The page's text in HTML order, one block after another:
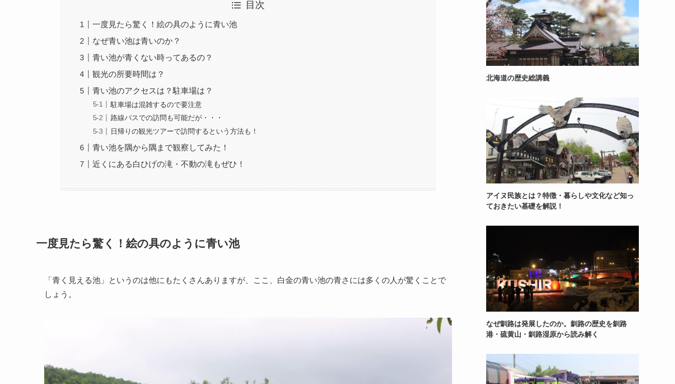
目次
一度見たら驚く！絵の具のように青い池
なぜ青い池は青いのか？
青い池が青くない時ってあるの？
観光の所要時間は？
青い池のアクセスは？駐車場は？
駐車場は混雑するので要注意
路線バスでの訪問も可能だが・・・
日帰りの観光ツアーで訪問するという方法も！
青い池を隅から隅まで観察してみた！
近くにある白ひげの滝・不動の滝もぜひ！
一度見たら驚く！絵の具のように青い池
「青く見える池」というのは他にもたくさんありますが、ここ、白金の青い池の青さには多くの人が驚くことで
しょう。
北海道の歴史総講義
アイヌ民族とは？特徴・暮らしや文化など知っ
ておきたい基礎を解説！
なぜ釧路は発展したのか。釧路の歴史を釧路
港・硫黄山・釧路湿原から読み解く